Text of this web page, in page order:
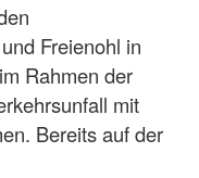
Freienohl in
Rahmen der
mit
Bereits auf der